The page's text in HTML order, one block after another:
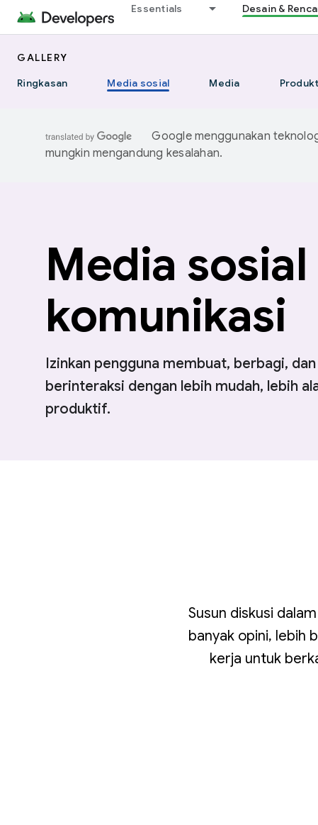
Essentials Desain &
GALLERY
Ringkasan
Media sosial Media
Google menggunakan
mungkin mengandung kesalahan.
Media sosial
komunikasi
Izinkan pengguna membuat, berbagi, dan
berinteraksi dengan lebih mudah, lebih
produktif.
Susun diskusi
banyak opini, lebih
kerja untuk